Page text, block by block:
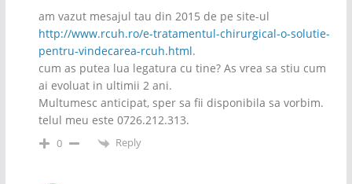
am vazut mesajul tau din 2015 de pe site-ul
http://www.rcuh.ro/e-tratamentul-chirurgical-o-solutie-
pentru-vindecarea-rcuh.html.
cum as putea lua legatura cu tine? As vrea sa stiu cum
ai evoluat in ultimii 2 ani.
Multumesc anticipat, sper sa fii disponibila sa vorbim.
telul meu este 0726.212.313.
0 Reply